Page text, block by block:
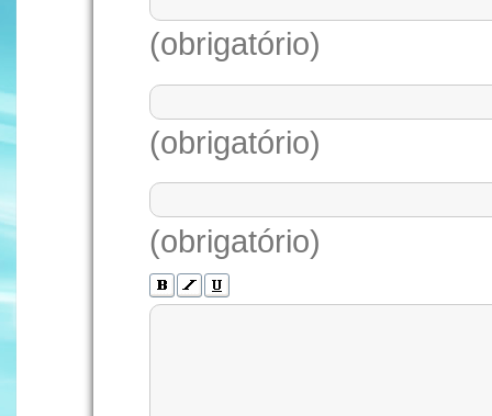
(obrigatório)
(obrigatório)
(obrigatório)